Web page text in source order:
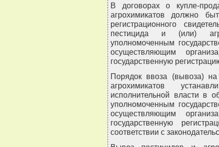
В договорах о купле-
агрохимикатов должно
регистрационного
пестицида и (или)
уполномоченным
осуществляющим
государственную
Порядок ввоза (вывоза) на
агрохимикатов
исполнительной власти в
уполномоченным
осуществляющим
государственную
соответствии с